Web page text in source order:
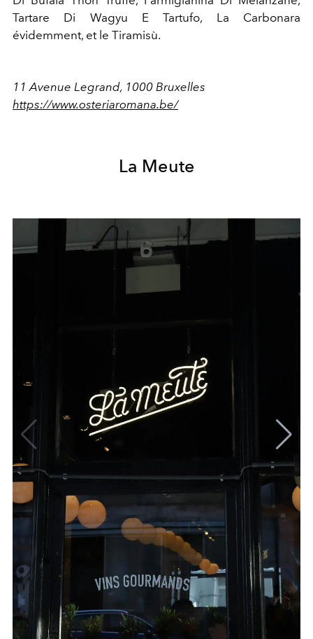
Tartare Di Wagyu E Tartufo, La Carbonara
évidemment, et le Tiramisù.
11 Avenue Legrand, 1000 Bruxelles
https://www.osteriaromana.be/
La Meute